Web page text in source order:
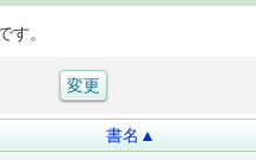
す。
書名▲